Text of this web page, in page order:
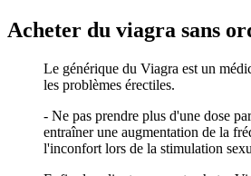
Acheter du viagra sans
Le générique du Viagra est un
les problèmes érectiles.
- Ne pas prendre plus d'une dose
entraîner une augmentation de la
l'inconfort lors de la stimulation